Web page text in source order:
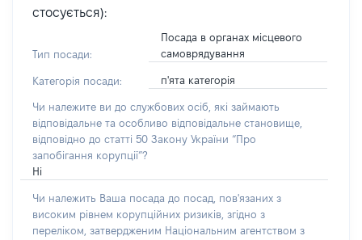
стосується):
Тип посади:
Посада в органах місцевого
самоврядування
Категорія посади: п'ята категорія
Чи належите ви до службових осіб, які займають
відповідальне та особливо відповідальне становище,
відповідно до статті 50 Закону України “Про
запобігання корупції”?
Ні
Чи належить Ваша посада до посад, пов'язаних з
високим рівнем корупційних ризиків, згідно з
переліком, затвердженим Національним агентством з